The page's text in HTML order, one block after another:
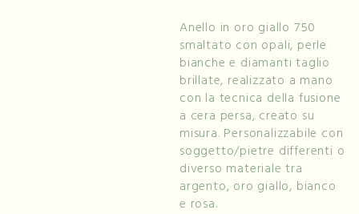
Anello in oro giallo 750
smaltato con opali, perle
bianche e diamanti taglio
brillate, realizzato a mano
con la tecnica della fusione
a cera persa, creato su
misura. Personalizzabile con
soggetto/pietre differenti o
diverso materiale tra
argento, oro giallo, bianco
e rosa.